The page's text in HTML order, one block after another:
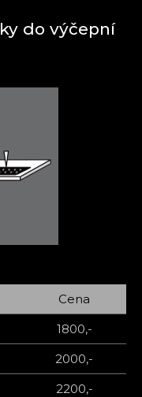
do výčepní
Cena
1800,-
2000,-
2200,-